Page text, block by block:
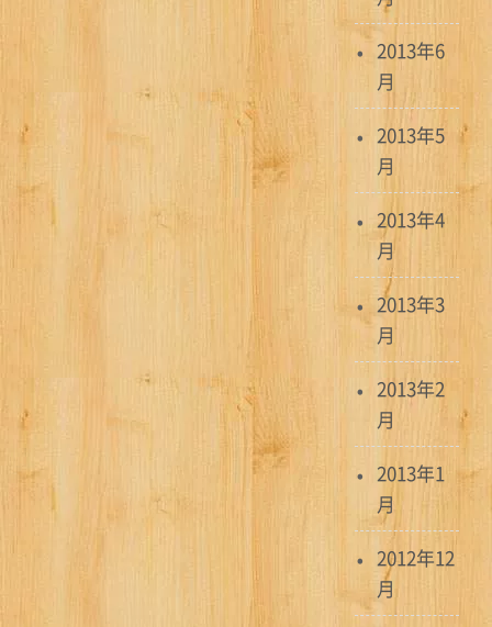
2013年6
月
2013年5
月
2013年4
月
2013年3
月
2013年2
月
2013年1
月
2012年12
月